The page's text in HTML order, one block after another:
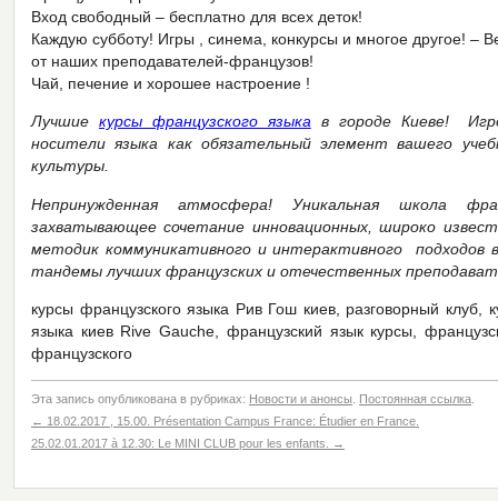
Вход свободный – бесплатно для всех деток!
Каждую субботу! Игры , синема, конкурсы и многое другое! –
от наших преподавателей-французов!
Чай, печение и хорошее настроение !
Лучшие курсы французского языка в городе Киеве!
носители языка как обязательный элемент вашего
культуры.
Непринужденная атмосфера! Уникальная школа
захватывающее сочетание инновационных, широко
методик коммуникативного и интерактивного подходов
тандемы лучших французских и отечественных
курсы французского языка Рив Гош киев, разговорный клуб,
языка киев Rive Gauche, французский язык курсы,
французского
Эта запись опубликована в рубриках: Новости и анонсы Постоянная ссылка
← 18.02.2017 , 15.00. Présentation Campus France: Étudier en France.
25.02.01.2017 à 12.30: Le MINI CLUB pour les enfants.
→